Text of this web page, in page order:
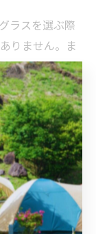
ラスを選ぶ際
りません。ま
の温度を長時
ラスの口当た
。
囲気を損なわ
馴染む色合
シャンパング
です。容量は
ーブティーに